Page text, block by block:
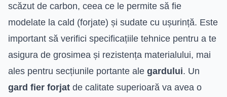
scăzut de carbon, ceea ce le permite să fie
modelate la cald (forjate) și sudate cu ușurință. Este
important să verifici specificațiile tehnice pentru a te
asigura de grosimea și rezistența materialului, mai
ales pentru secțiunile portante ale gardului. Un
gard fier forjat de calitate superioară va avea o